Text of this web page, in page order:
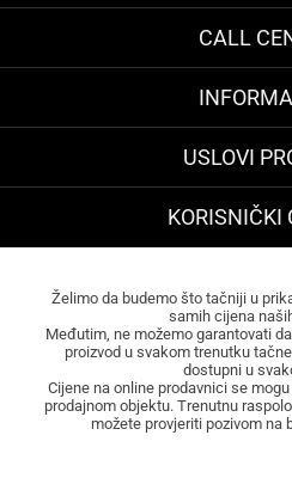
CALL
USLOVI
KORISNIČKI
Želimo da budemo što tačniji u
samih cijena
Međutim, ne možemo garantovati
proizvod u svakom trenutku
dostupni u
Cijene na online prodavnici se
prodajnom objektu. Trenutnu
možete provjeriti pozivom na